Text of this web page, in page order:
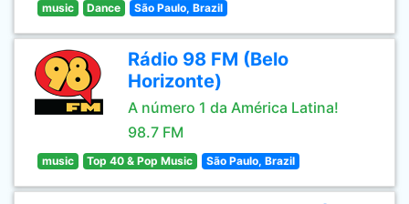
music Dance São Paulo, Brazil
Rádio 98 FM (Belo
Horizonte)
A número 1 da América Latina!
98.7 FM
music Top 40 & Pop Music São Paulo, Brazil